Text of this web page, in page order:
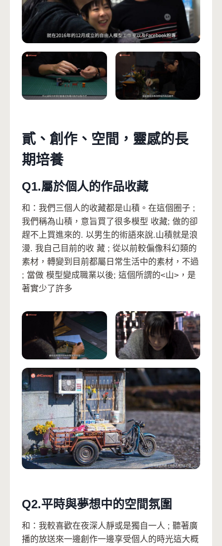
貳、創作、空間，靈感的長
期培養
Q1.屬於個人的作品收藏
和：我們三個人的收藏都是山積。在這個圈子 ;
我們稱為山積，意旨買了很多模型 收藏; 做的卻
趕不上買進來的. 以男生的術語來說.山積就是浪
漫. 我自己目前的收 藏 ; 從以前較偏像科幻類的
素材，轉變到目前都屬日常生活中的素材，不過
; 當做 模型變成職業以後; 這個所謂的<山>，是
著實少了許多
Q2.平時與夢想中的空間氛圍
和：我較喜歡在夜深人靜或是獨自一人 ; 聽著廣
播的放送來一邊創作一邊享受個人的時光這大概